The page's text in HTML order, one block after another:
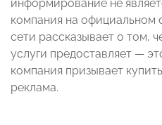
информирование не
компания на официальном
сети рассказывает о том,
услуги предоставляет —
компания призывает
реклама.